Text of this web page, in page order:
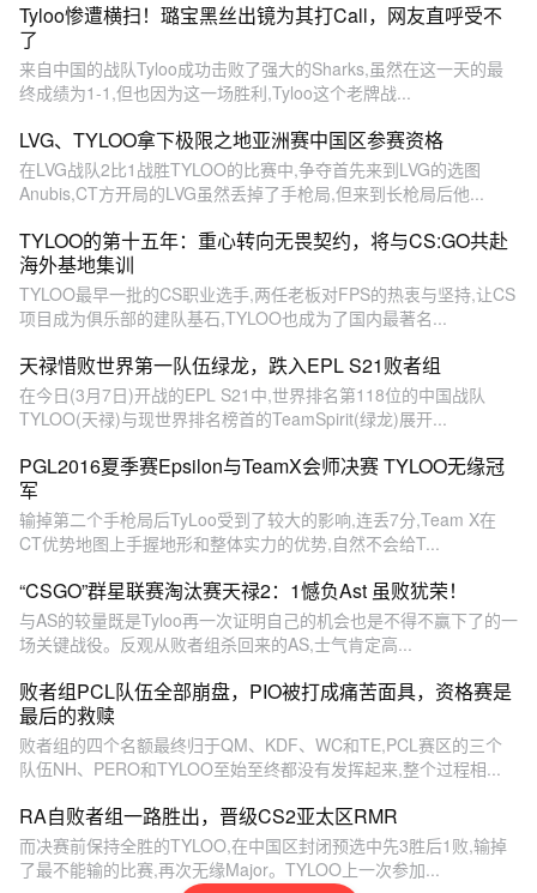
Tyloo惨遭横扫！璐宝黑丝出镜为其打Call，网友直呼受不
了
来自中国的战队Tyloo成功击败了强大的Sharks,虽然在这一天的最
终成绩为1-1,但也因为这一场胜利,Tyloo这个老牌战...
LVG、TYLOO拿下极限之地亚洲赛中国区参赛资格
在LVG战队2比1战胜TYLOO的比赛中,争夺首先来到LVG的选图
Anubis,CT方开局的LVG虽然丢掉了手枪局,但来到长枪局后他...
TYLOO的第十五年：重心转向无畏契约，将与CS:GO共赴
海外基地集训
TYLOO最早一批的CS职业选手,两任老板对FPS的热衷与坚持,让CS
项目成为俱乐部的建队基石,TYLOO也成为了国内最著名...
天禄惜败世界第一队伍绿龙，跌入EPL S21败者组
在今日(3月7日)开战的EPL S21中,世界排名第118位的中国战队
TYLOO(天禄)与现世界排名榜首的TeamSpirit(绿龙)展开...
PGL2016夏季赛Epsilon与TeamX会师决赛 TYLOO无缘冠
军
输掉第二个手枪局后TyLoo受到了较大的影响,连丢7分,Team X在
CT优势地图上手握地形和整体实力的优势,自然不会给T...
“CSGO”群星联赛淘汰赛天禄2：1憾负Ast 虽败犹荣！
与AS的较量既是Tyloo再一次证明自己的机会也是不得不赢下了的一
场关键战役。反观从败者组杀回来的AS,士气肯定高...
败者组PCL队伍全部崩盘，PIO被打成痛苦面具，资格赛是
最后的救赎
败者组的四个名额最终归于QM、KDF、WC和TE,PCL赛区的三个
队伍NH、PERO和TYLOO至始至终都没有发挥起来,整个过程相...
RA自败者组一路胜出，晋级CS2亚太区RMR
而决赛前保持全胜的TYLOO,在中国区封闭预选中先3胜后1败,输掉
了最不能输的比赛,再次无缘Major。TYLOO上一次参加...